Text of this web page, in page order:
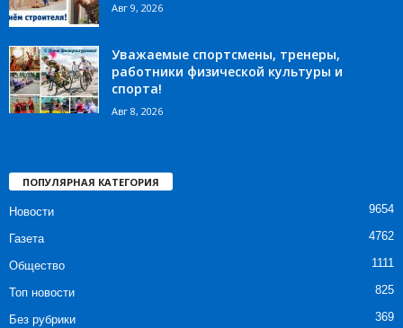
Авг 9, 2026
Уважаемые спортсмены, тренеры,
работники физической культуры и
спорта!
Авг 8, 2026
ПОПУЛЯРНАЯ КАТЕГОРИЯ
Новости 9654
Газета 4762
Общество 1111
Топ новости 825
Без рубрики 369